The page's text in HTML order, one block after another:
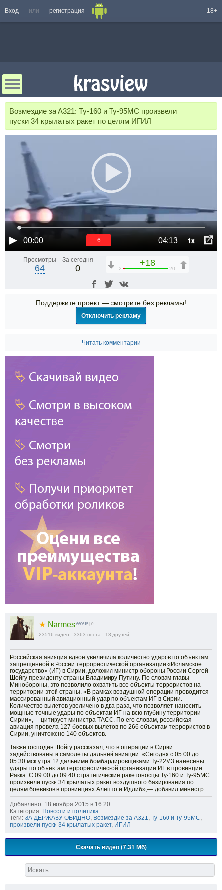
Вход или регистрация 18+
Возмездие за А321: Ту-160 и Ту-95МС произвели
пуски 34 крылатых ракет по целям ИГИЛ
00:00 04:13 1x
5
Просмотры
64
За сегодня
0
+18
2 20
Поддержите проект — смотрите без рекламы!
Отключить рекламу
Читать комментарии
★ Narmes 660615 | 0
23516 видео 3363 поста 13 друзей
Российская авиация вдвое увеличила количество ударов по объектам
запрещенной в России террористической организации «Исламское
государство» (ИГ) в Сирии, доложил министр обороны России Сергей
Шойгу президенту страны Владимиру Путину. По словам главы
Минобороны, это позволило охватить все объекты террористов на
территории этой страны. «В рамках воздушной операции проводится
массированный авиационный удар по объектам ИГ в Сирии.
Количество вылетов увеличено в два раза, что позволяет наносить
мощные точные удары по объектам ИГ на всю глубину территории
Сирии»,— цитирует министра ТАСС. По его словам, российская
авиация провела 127 боевых вылетов по 266 объектам террористов в
Сирии, уничтожено 140 объектов.
Также господин Шойгу рассказал, что в операции в Сирии
задействованы и самолеты дальней авиации. «Сегодня с 05:00 до
05:30 мск утра 12 дальними бомбардировщиками Ту-22М3 нанесены
удары по объектам террористической организации ИГ в провинции
Ракка. С 09:00 до 09:40 стратегические ракетоносцы Ту-160 и Ту-95МС
произвели пуски 34 крылатых ракет воздушного базирования по
целям боевиков в провинциях Алеппо и Идлиб»,— добавил министр.
Добавлено: 18 ноября 2015 в 16:20
Категория: Новости и политика
Теги: ЗА ДЕРЖАВУ ОБИДНО, Возмездие за А321, Ту-160 и Ту-95МС,
произвели пуски 34 крылатых ракет, ИГИЛ
Скачать видео (7.31 Мб)